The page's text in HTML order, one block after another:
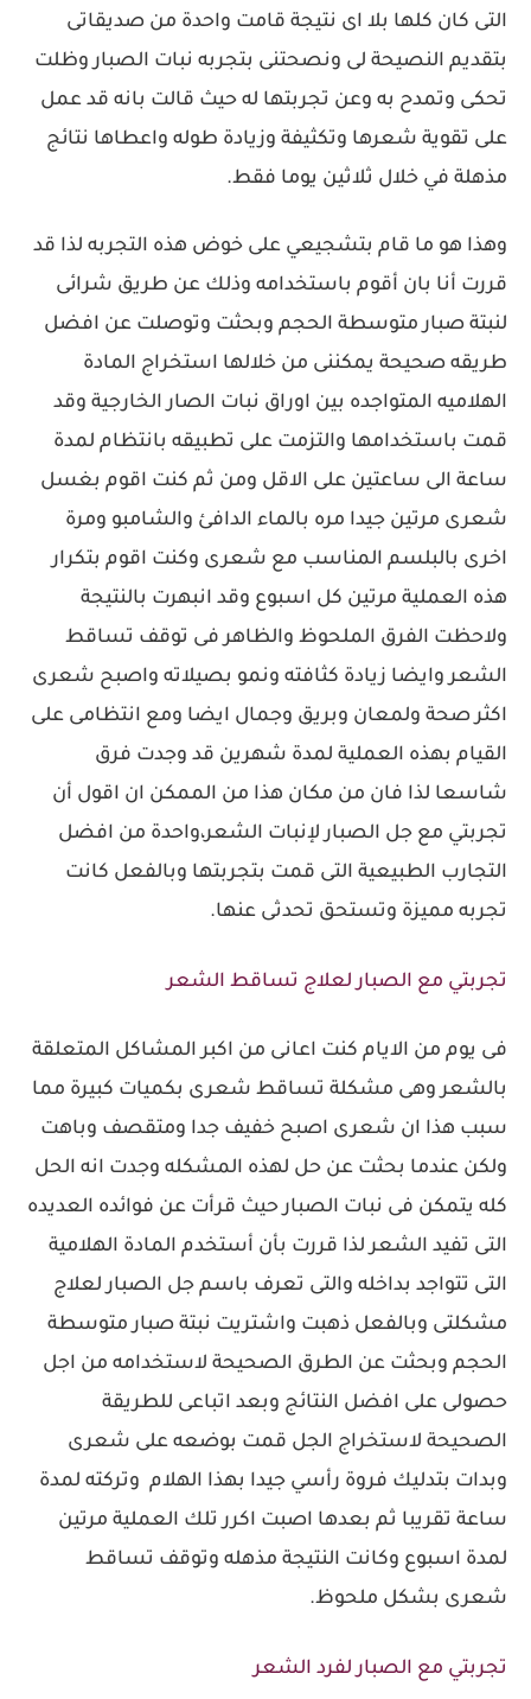
التى كان كلها بلا اى نتيجة قامت واحدة من صديقاتى
بتقديم النصيحة لى ونصحتنى بتجربه نبات الصبار وظلت
تحكى وتمدح به وعن تجربتها له حيث قالت بانه قد عمل
على تقوية شعرها وتكثيفة وزيادة طوله واعطاها نتائج
مذهلة في خلال ثلاثين يوما فقط.
وهذا هو ما قام بتشجيعي على خوض هذه التجربه لذا قد
قررت أنا بان أقوم باستخدامه وذلك عن طريق شرائى
لنبتة صبار متوسطة الحجم وبحثت وتوصلت عن افضل
طريقه صحيحة يمكننى من خلالها استخراج المادة
الهلاميه المتواجده بين اوراق نبات الصار الخارجية وقد
قمت باستخدامها والتزمت على تطبيقه بانتظام لمدة
ساعة الى ساعتين على الاقل ومن ثم كنت اقوم بغسل
شعرى مرتين جيدا مره بالماء الدافئ والشامبو ومرة
اخرى بالبلسم المناسب مع شعرى وكنت اقوم بتكرار
هذه العملية مرتين كل اسبوع وقد انبهرت بالنتيجة
ولاحظت الفرق الملحوظ والظاهر فى توقف تساقط
الشعر وايضا زيادة كثافته ونمو بصيلاته واصبح شعرى
اكثر صحة ولمعان وبريق وجمال ايضا ومع انتظامى على
القيام بهذه العملية لمدة شهرين قد وجدت فرق
شاسعا لذا فان من مكان هذا من الممكن ان اقول أن
تجربتي مع جل الصبار لإنبات الشعر،واحدة من افضل
التجارب الطبيعية التى قمت بتجربتها وبالفعل كانت
تجربه مميزة وتستحق تحدثى عنها.
تجربتي مع الصبار لعلاج تساقط الشعر
فى يوم من الايام كنت اعانى من اكبر المشاكل المتعلقة
بالشعر وهى مشكلة تساقط شعرى بكميات كبيرة مما
سبب هذا ان شعرى اصبح خفيف جدا ومتقصف وباهت
ولكن عندما بحثت عن حل لهذه المشكله وجدت انه الحل
كله يتمكن فى نبات الصبار حيث قرأت عن فوائده العديده
التى تفيد الشعر لذا قررت بأن أستخدم المادة الهلامية
التى تتواجد بداخله والتى تعرف باسم جل الصبار لعلاج
مشكلتى وبالفعل ذهبت واشتريت نبتة صبار متوسطة
الحجم وبحثت عن الطرق الصحيحة لاستخدامه من اجل
حصولى على افضل النتائج وبعد اتباعى للطريقة
الصحيحة لاستخراج الجل قمت بوضعه على شعرى
وبدات بتدليك فروة رأسي جيدا بهذا الهلام وتركته لمدة
ساعة تقريبا ثم بعدها اصبت اكرر تلك العملية مرتين
لمدة اسبوع وكانت النتيجة مذهله وتوقف تساقط
شعرى بشكل ملحوظ.
تجربتي مع الصبار لفرد الشعر